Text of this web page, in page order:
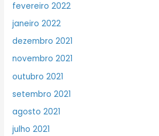
fevereiro 2022
janeiro 2022
dezembro 2021
novembro 2021
outubro 2021
setembro 2021
agosto 2021
julho 2021